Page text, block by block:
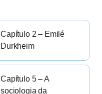
Capítulo 2 – Emilé
Durkheim
Capítulo 5 – A
sociologia da